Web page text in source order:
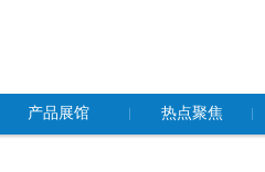
产品展馆 热点聚焦